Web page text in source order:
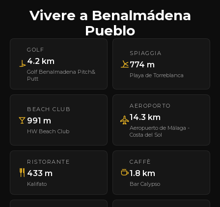
Vivere a Benalmádena
Pueblo
GOLF
4.2 km
Golf Benalmadena Pitch&
Putt
SPIAGGIA
774 m
Playa de Torreblanca
BEACH CLUB
991 m
HW Beach Club
AEROPORTO
14.3 km
Aeropuerto de Málaga -
Costa del Sol
RISTORANTE
433 m
Kalifato
CAFFÈ
1.8 km
Bar Calypso